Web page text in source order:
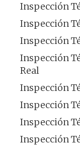
Inspección
Inspección
Inspección
Inspección
Real
Inspección
Inspección
Inspección
Inspección